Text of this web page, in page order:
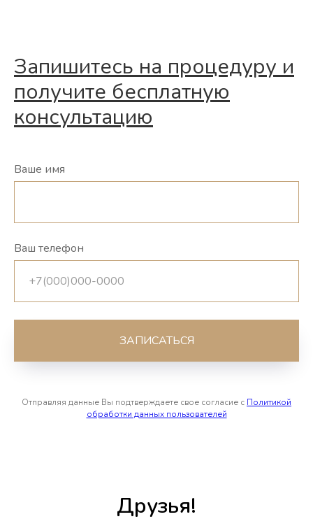
Запишитесь на процедуру и
получите бесплатную
консультацию
Ваше имя
Ваш телефон
ЗАПИСАТЬСЯ
Отправляя данные Вы подтверждаете свое согласие с Политикой
обработки данных пользователей
Друзья!